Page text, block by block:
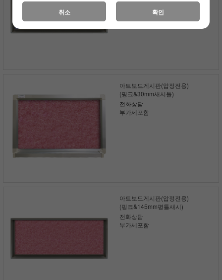
아트보드게시판(압정전용)
(핑크&30mm새시틀)
전화상담
부가세포함
아트보드게시판(압정전용)
(핑크&145mm평틀새시)
전화상담
부가세포함
취소 확인